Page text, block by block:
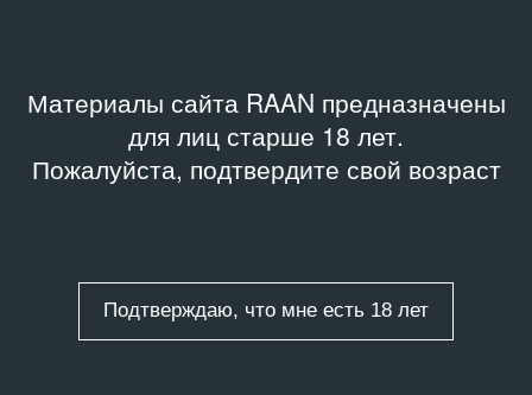
Материалы сайта RAAN предназначены
для лиц старше 18 лет.
Пожалуйста, подтвердите свой возраст
Подтверждаю, что мне есть 18 лет